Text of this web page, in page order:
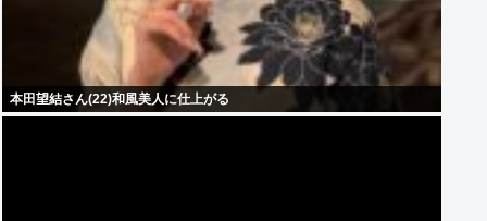
本田望結さん(22)和風美人に仕上がる